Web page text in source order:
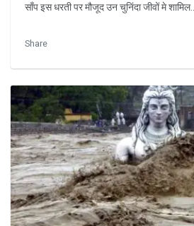
साँप इस धरती पर मौजूद उन चुनिंदा जीवों मे शामिल...
Share